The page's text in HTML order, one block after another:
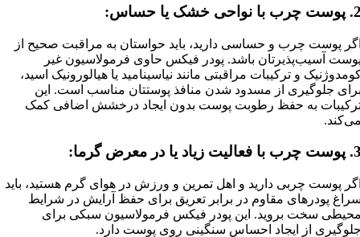
خشک یا حساس:
پوست چرب و حساسی دارید، باید حواستان به مراقبت صحیح از
آسیب‌پذیرتان باشد. پودر فیکس حاوی فرمولاسیون غیر
و ترکیبات مراقبتی مانند نیاسینامید یا هیالورونیک اسید،
جلوگیری از مسدود شدن منافذ پوستتان مناسب است. این
به حفظ رطوبت پوست بدون ایجاد درخشش اضافی کمک
یا در معرض گرما:
پوست چربی دارید و اهل تمرین و ورزش در هوای گرم هستید، باید
پودرهای مقاوم در برابر تعریق برای حفظ آرایش در شرایط
سخت بروید. این پودر فیکس فرمولاسیون سبکی برای
از ایجاد احساس سنگینی روی پوست دارد.